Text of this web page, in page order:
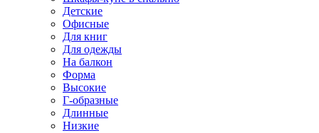
Детские
Офисные
Для книг
Для одежды
На балкон
Форма
Высокие
Г-образные
Длинные
Низкие